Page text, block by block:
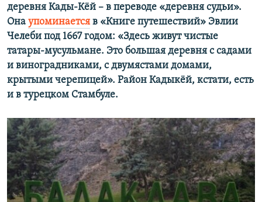
деревня Кады-Кёй – в переводе «деревня судьи».
Она упоминается в «Книге путешествий» Эвлии
Челеби под 1667 годом: «Здесь живут чистые
татары-мусульмане. Это большая деревня с садами
и виноградниками, с двумястами домами,
крытыми черепицей». Район Кадыкёй, кстати, есть
и в турецком Стамбуле.